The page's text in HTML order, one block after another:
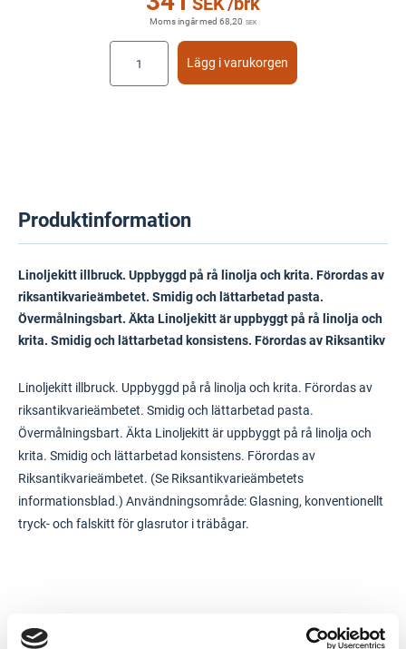
SEK/brk
Moms ingår med 68,20 SEK
Lägg i varukorgen
Produktinformation
Linoljekitt illbruck. Uppbyggd på rå linolja och krita. Förordas av
riksantikvarieämbetet. Smidig och lättarbetad pasta.
Övermålningsbart. Äkta Linoljekitt är uppbyggt på rå linolja och
krita. Smidig och lättarbetad konsistens. Förordas av Riksantikv
Linoljekitt illbruck. Uppbyggd på rå linolja och krita. Förordas av
riksantikvarieämbetet. Smidig och lättarbetad pasta.
Övermålningsbart. Äkta Linoljekitt är uppbyggt på rå linolja och
krita. Smidig och lättarbetad konsistens. Förordas av
Riksantikvarieämbetet. (Se Riksantikvarieämbetets
informationsblad.) Användningsområde: Glasning, konventionellt
tryck- och falskitt för glasrutor i träbågar.
Dokument